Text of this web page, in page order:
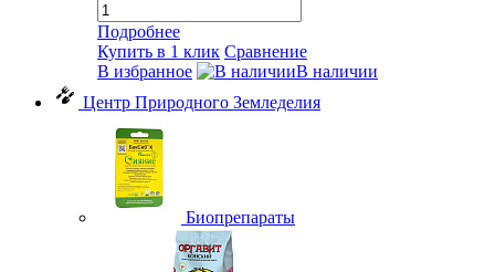
Подробнее
Купить в 1 клик Сравнение
В избранное
В наличии
Центр Природного Земледелия
Биопрепараты